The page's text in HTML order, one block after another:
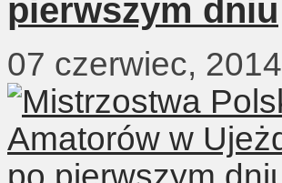
pierwszym dniu
07 czerwiec, 2014